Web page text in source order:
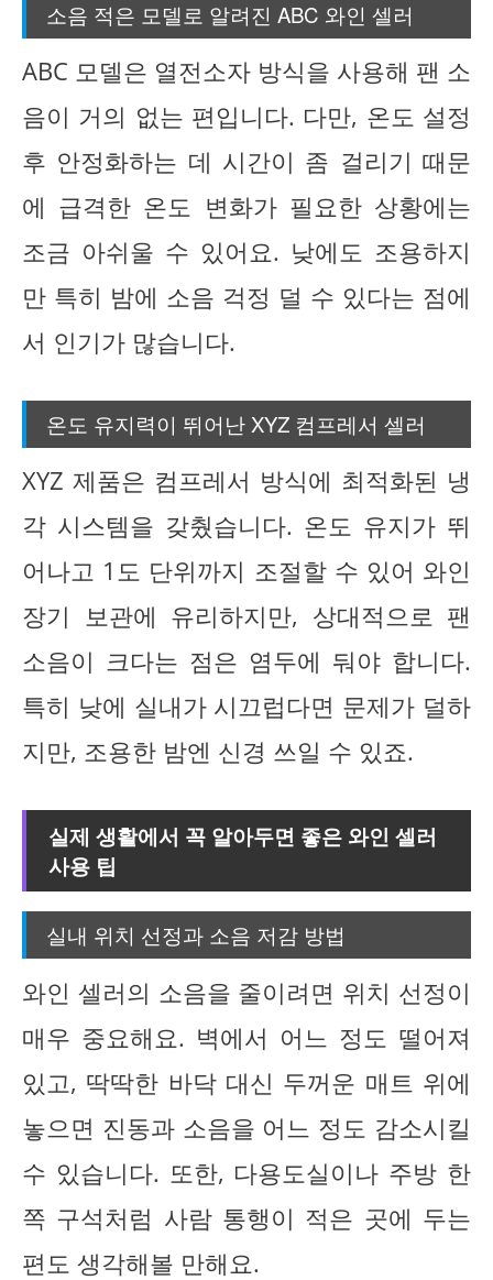
소음 적은 모델로 알려진 ABC 와인 셀러
ABC 모델은 열전소자 방식을 사용해 팬 소
음이 거의 없는 편입니다. 다만, 온도 설정
후 안정화하는 데 시간이 좀 걸리기 때문
에 급격한 온도 변화가 필요한 상황에는
조금 아쉬울 수 있어요. 낮에도 조용하지
만 특히 밤에 소음 걱정 덜 수 있다는 점에
서 인기가 많습니다.
온도 유지력이 뛰어난 XYZ 컴프레서 셀러
XYZ 제품은 컴프레서 방식에 최적화된 냉
각 시스템을 갖췄습니다. 온도 유지가 뛰
어나고 1도 단위까지 조절할 수 있어 와인
장기 보관에 유리하지만, 상대적으로 팬
소음이 크다는 점은 염두에 둬야 합니다.
특히 낮에 실내가 시끄럽다면 문제가 덜하
지만, 조용한 밤엔 신경 쓰일 수 있죠.
실제 생활에서 꼭 알아두면 좋은 와인 셀러
사용 팁
실내 위치 선정과 소음 저감 방법
와인 셀러의 소음을 줄이려면 위치 선정이
매우 중요해요. 벽에서 어느 정도 떨어져
있고, 딱딱한 바닥 대신 두꺼운 매트 위에
놓으면 진동과 소음을 어느 정도 감소시킬
수 있습니다. 또한, 다용도실이나 주방 한
쪽 구석처럼 사람 통행이 적은 곳에 두는
편도 생각해볼 만해요.